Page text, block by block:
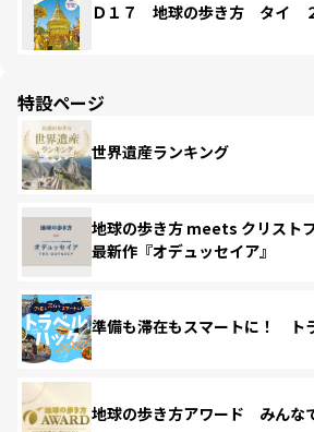
Ｄ１７ 地球の歩き方 タイ
特設ページ
世界遺産ランキング
地球の歩き方 meets クリスト
最新作『オデュッセイア』
準備も滞在もスマートに！ ト
地球の歩き方アワード みんな